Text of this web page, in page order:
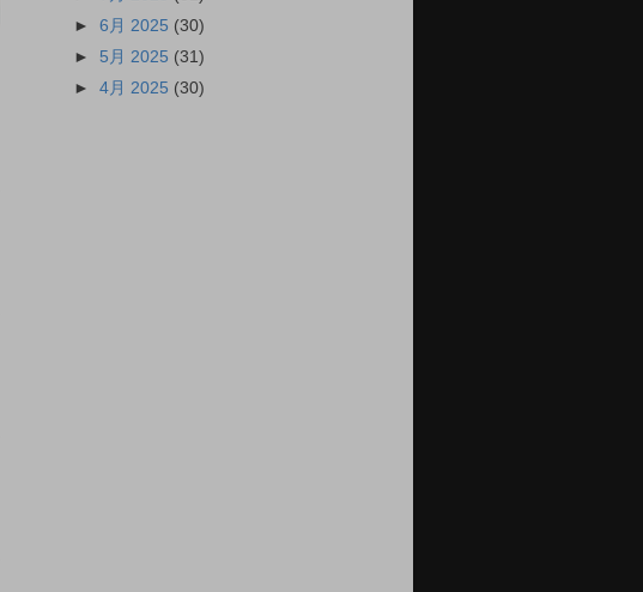
►6月 2025 (30)
► 5月 2025 (31)
►4月 2025 (30)